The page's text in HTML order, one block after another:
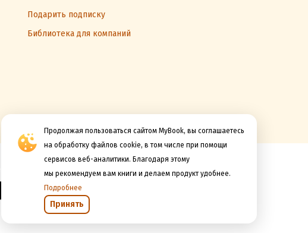
Продолжая пользоваться сайтом MyBook, вы соглашаетесь
на обработку файлов cookie, в том числе при помощи
сервисов веб-аналитики. Благодаря этому
мы рекомендуем вам книги и делаем продукт удобнее.
Подробнее
Принять
Подарить подписку
Библиотека для компаний